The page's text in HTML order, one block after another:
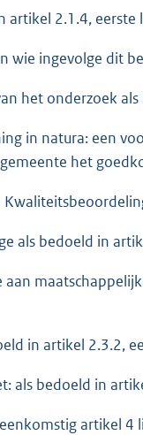
artikel 2.1.4, eerste
wie ingevolge dit
het onderzoek
in natura: een
het
als bedoeld in
in artikel 2.3.2,
als bedoeld in
artikel